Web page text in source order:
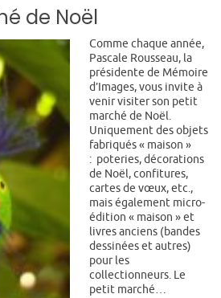
de Noël
Comme chaque année,
Pascale Rousseau, la
présidente de Mémoire
d’Images, vous invite à
venir visiter son petit
marché de Noël.
Uniquement des objets
fabriqués « maison »
: poteries, décorations
de Noël, confitures,
cartes de vœux, etc.,
mais également micro-
édition « maison » et
livres anciens (bandes
dessinées et autres)
pour les
collectionneurs. Le
petit marché…